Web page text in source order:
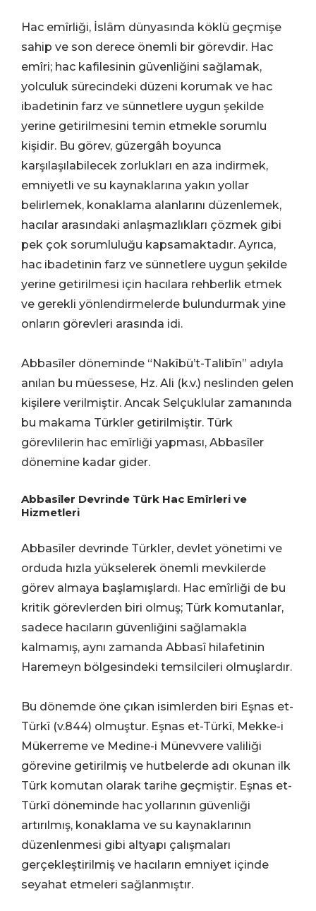
Hac emîrliği, İslâm dünyasında köklü geçmişe
sahip ve son derece önemli bir görevdir. Hac
emîri; hac kafilesinin güvenliğini sağlamak,
yolculuk sürecindeki düzeni korumak ve hac
ibadetinin farz ve sünnetlere uygun şekilde
yerine getirilmesini temin etmekle sorumlu
kişidir. Bu görev, güzergâh boyunca
karşılaşılabilecek zorlukları en aza indirmek,
emniyetli ve su kaynaklarına yakın yollar
belirlemek, konaklama alanlarını düzenlemek,
hacılar arasındaki anlaşmazlıkları çözmek gibi
pek çok sorumluluğu kapsamaktadır. Ayrıca,
hac ibadetinin farz ve sünnetlere uygun şekilde
yerine getirilmesi için hacılara rehberlik etmek
ve gerekli yönlendirmelerde bulundurmak yine
onların görevleri arasında idi.
Abbasîler döneminde “Nakîbü’t-Talibîn” adıyla
anılan bu müessese, Hz. Ali (k.v.) neslinden gelen
kişilere verilmiştir. Ancak Selçuklular zamanında
bu makama Türkler getirilmiştir. Türk
görevlilerin hac emîrliği yapması, Abbasîler
dönemine kadar gider.
Abbasîler Devrinde Türk Hac Emîrleri ve
Hizmetleri
Abbasîler devrinde Türkler, devlet yönetimi ve
orduda hızla yükselerek önemli mevkilerde
görev almaya başlamışlardı. Hac emîrliği de bu
kritik görevlerden biri olmuş; Türk komutanlar,
sadece hacıların güvenliğini sağlamakla
kalmamış, aynı zamanda Abbasî hilafetinin
Haremeyn bölgesindeki temsilcileri olmuşlardır.
Bu dönemde öne çıkan isimlerden biri Eşnas et-
Türkî (v.844) olmuştur. Eşnas et-Türkî, Mekke-i
Mükerreme ve Medine-i Münevvere valiliği
görevine getirilmiş ve hutbelerde adı okunan ilk
Türk komutan olarak tarihe geçmiştir. Eşnas et-
Türkî döneminde hac yollarının güvenliği
artırılmış, konaklama ve su kaynaklarının
düzenlenmesi gibi altyapı çalışmaları
gerçekleştirilmiş ve hacıların emniyet içinde
seyahat etmeleri sağlanmıştır.